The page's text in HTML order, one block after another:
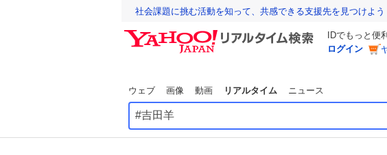
社会課題に挑む活動を知って、共感できる支援先を見つけよう
IDでもっと便
ログイン
ウェブ 画像 動画 リアルタイム ニュース